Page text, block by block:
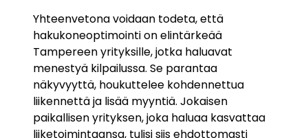
Yhteenvetona voidaan todeta, että
hakukoneoptimointi on elintärkeää
Tampereen yrityksille, jotka haluavat
menestyä kilpailussa. Se parantaa
näkyvyyttä, houkuttelee kohdennettua
liikennettä ja lisää myyntiä. Jokaisen
paikallisen yrityksen, joka haluaa kasvattaa
liiketoimintaansa, tulisi siis ehdottomasti